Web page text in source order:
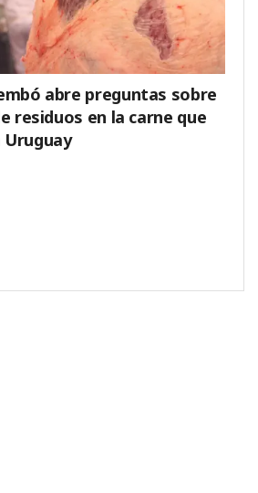
abre preguntas sobre
residuos en la carne que
Uruguay